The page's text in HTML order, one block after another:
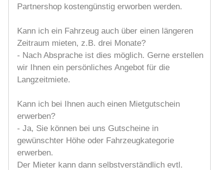
Partnershop kostengünstig erworben werden.
Kann ich ein Fahrzeug auch über einen längeren
Zeitraum mieten, z.B. drei Monate?
- Nach Absprache ist dies möglich. Gerne erstellen
wir Ihnen ein persönliches Angebot für die
Langzeitmiete.
Kann ich bei Ihnen auch einen Mietgutschein
erwerben?
- Ja, Sie können bei uns Gutscheine in
gewünschter Höhe oder Fahrzeugkategorie
erwerben.
Der Mieter kann dann selbstverständlich evtl.